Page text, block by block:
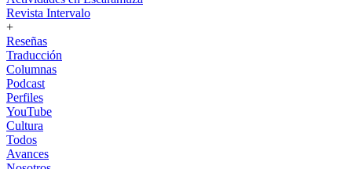
Revista Intervalo
+
Reseñas
Traducción
Columnas
Podcast
Perfiles
YouTube
Cultura
Todos
Avances